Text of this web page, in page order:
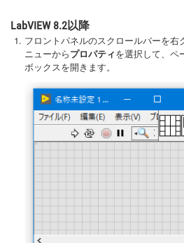
LabVIEW 8.2以降
フロントパネルのスクロールバーを右
ニューからプロパティを選択して、ペ
ボックスを開きます。